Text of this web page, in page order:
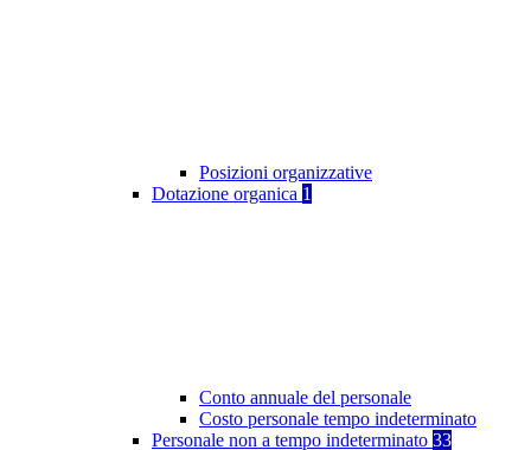
Posizioni organizzative
Dotazione organica 1
Conto annuale del personale
Costo personale tempo indeterminato
Personale non a tempo indeterminato 33